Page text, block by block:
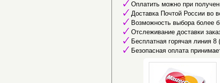
Оплатить можно при
Доставка Почтой России во
Возможность выбора более
Отслеживание доставки
Бесплатная горячая линия
Безопасная оплата